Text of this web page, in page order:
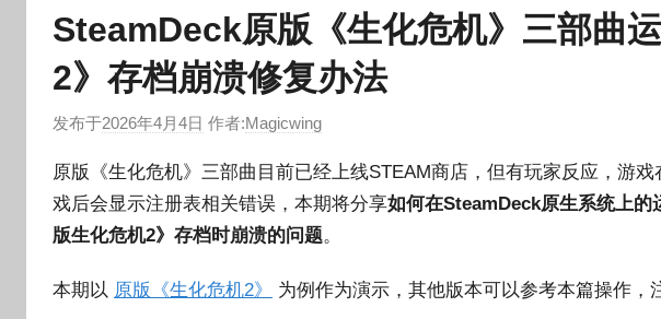
文
网
用
息
和
源
SteamDeck原版《生化危机》三部曲
2》存档崩溃修复办法
发布于2026年4月4日 作者:Magicwing
原版《生化危机》三部曲目前已经上线STEAM商店，但有玩家反应，游
戏后会显示注册表相关错误，本期将分享如何在SteamDeck原生系统上的
版生化危机2》存档时崩溃的问题。
本期以 原版《生化危机2》 为例作为演示，其他版本可以参考本篇操作，